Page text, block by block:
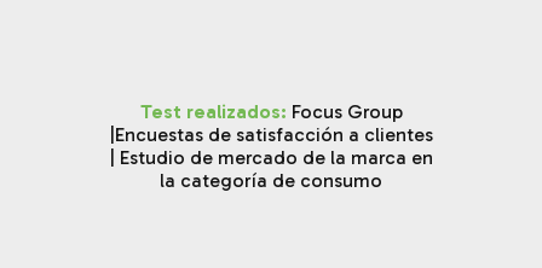
Test realizados: Focus Group
Encuestas de satisfacción a clientes
| Estudio de mercado de la marca en
la categoría de consumo